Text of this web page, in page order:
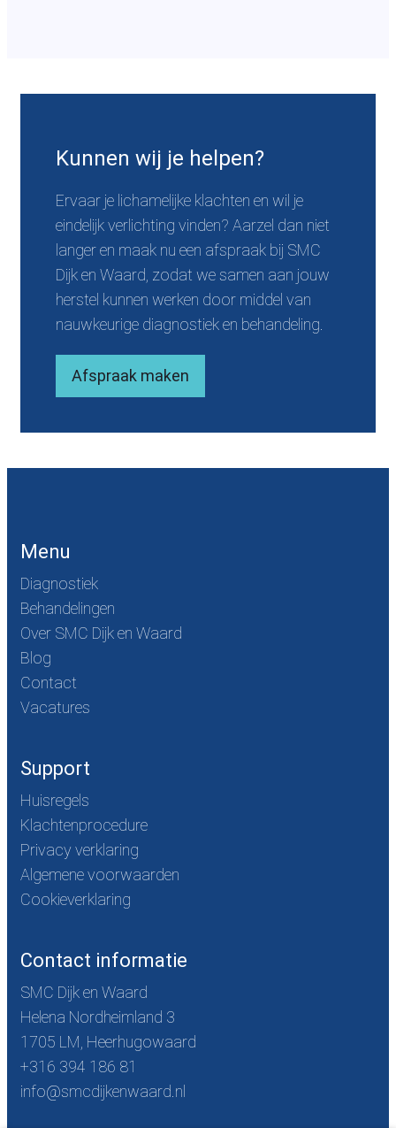
Kunnen wij je helpen?
Ervaar je lichamelijke klachten en wil je
eindelijk verlichting vinden? Aarzel dan niet
langer en maak nu een afspraak bij SMC
Dijk en Waard, zodat we samen aan jouw
herstel kunnen werken door middel van
nauwkeurige diagnostiek en behandeling.
Afspraak maken
Menu
Diagnostiek
Behandelingen
Over SMC Dijk en Waard
Blog
Contact
Vacatures
Support
Huisregels
Klachtenprocedure
Privacy verklaring
Algemene voorwaarden
Cookieverklaring
Contact informatie
SMC Dijk en Waard
Helena Nordheimland 3
1705 LM, Heerhugowaard
+316 394 186 81
info@smcdijkenwaard.nl